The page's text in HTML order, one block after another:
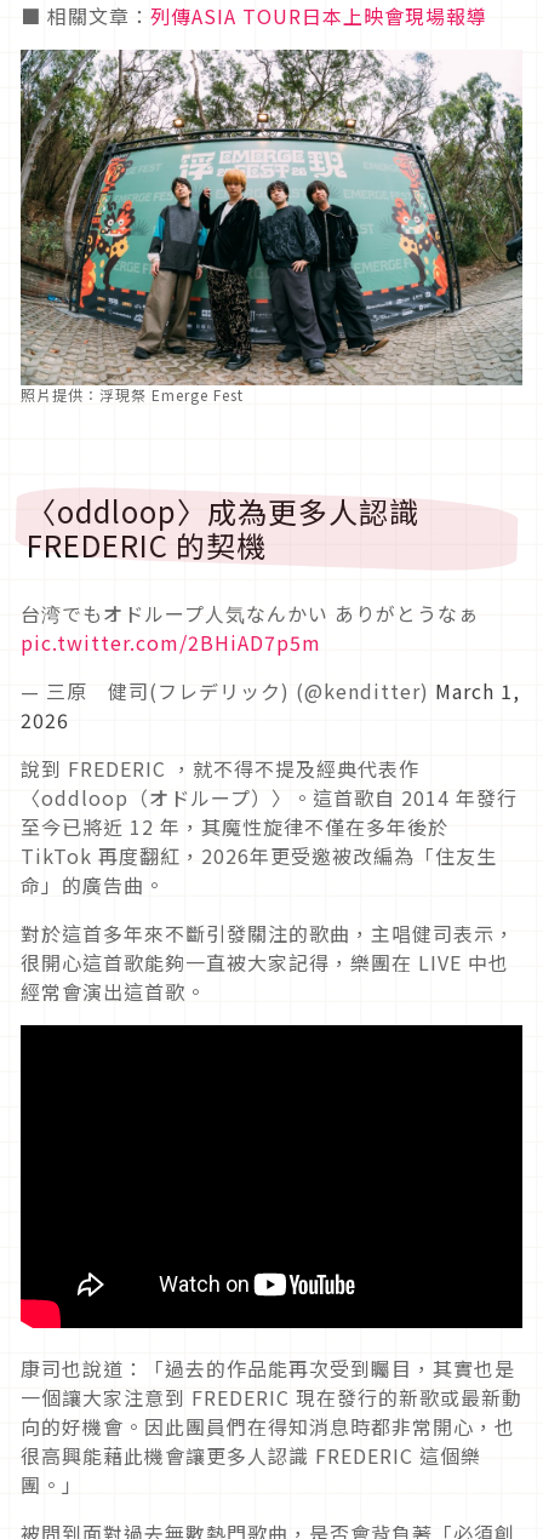
■ 相關文章： 列傳ASIA TOUR日本上映會現場報導
照片提供：浮現祭 Emerge Fest
〈oddloop〉成為更多人認識
FREDERIC 的契機
台湾でもオドループ人気なんかい ありがとうなぁ
pic.twitter.com/2BHiAD7p5m
— 三原 健司(フレデリック) (@kenditter) March 1,
2026
說到 FREDERIC ，就不得不提及經典代表作
〈oddloop（オドループ）〉。這首歌自 2014 年發行
至今已將近 12 年，其魔性旋律不僅在多年後於
TikTok 再度翻紅，2026年更受邀被改編為「住友生
命」的廣告曲。
對於這首多年來不斷引發關注的歌曲，主唱健司表示，
很開心這首歌能夠一直被大家記得，樂團在 LIVE 中也
經常會演出這首歌。
康司也說道：「過去的作品能再次受到矚目，其實也是
一個讓大家注意到 FREDERIC 現在發行的新歌或最新動
向的好機會。因此團員們在得知消息時都非常開心，也
很高興能藉此機會讓更多人認識 FREDERIC 這個樂
團。」
被問到面對過去無數熱門歌曲，是否會背負著「必須創